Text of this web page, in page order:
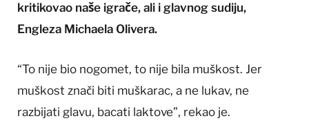
kritikovao naše igrače, ali i glavnog sudiju,
Engleza Michaela Olivera.
“To nije bio nogomet, to nije bila muškost. Jer
muškost znači biti muškarac, a ne lukav, ne
razbijati glavu, bacati laktove”, rekao je.